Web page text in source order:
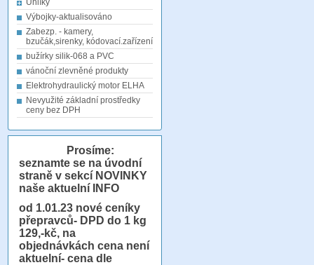
Uhlíky
Výbojky-aktualisováno
Zabezp. - kamery,
bzučák,sirenky, kódovací.zařízení
bužírky silik-068 a PVC
vánoční zlevněné produkty
Elektrohydraulický motor ELHA
Nevyužité základní prostředky
ceny bez DPH
Prosíme:
seznamte se na úvodní
straně v sekcí NOVINKY
naše aktuelní INFO
od 1.01.23 nové ceníky
přepravců- DPD do 1 kg
129,-kč, na
objednávkách cena není
aktuelní- cena dle